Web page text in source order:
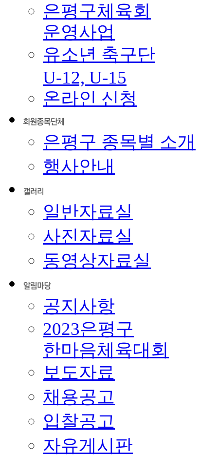
은평구체육회
운영사업
유소년 축구단
U-12, U-15
온라인 신청
은평구 종목별 소개
행사안내
일반자료실
사진자료실
동영상자료실
공지사항
2023은평구
한마음체육대회
보도자료
채용공고
입찰공고
자유게시판